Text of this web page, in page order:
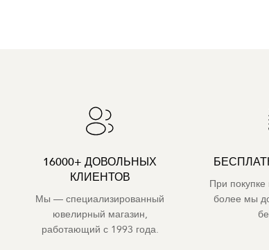
16000+ ДОВОЛЬНЫХ
КЛИЕНТОВ
Мы — специализированный
ювелирный магазин,
работающий с 1993 года.
При
более мы